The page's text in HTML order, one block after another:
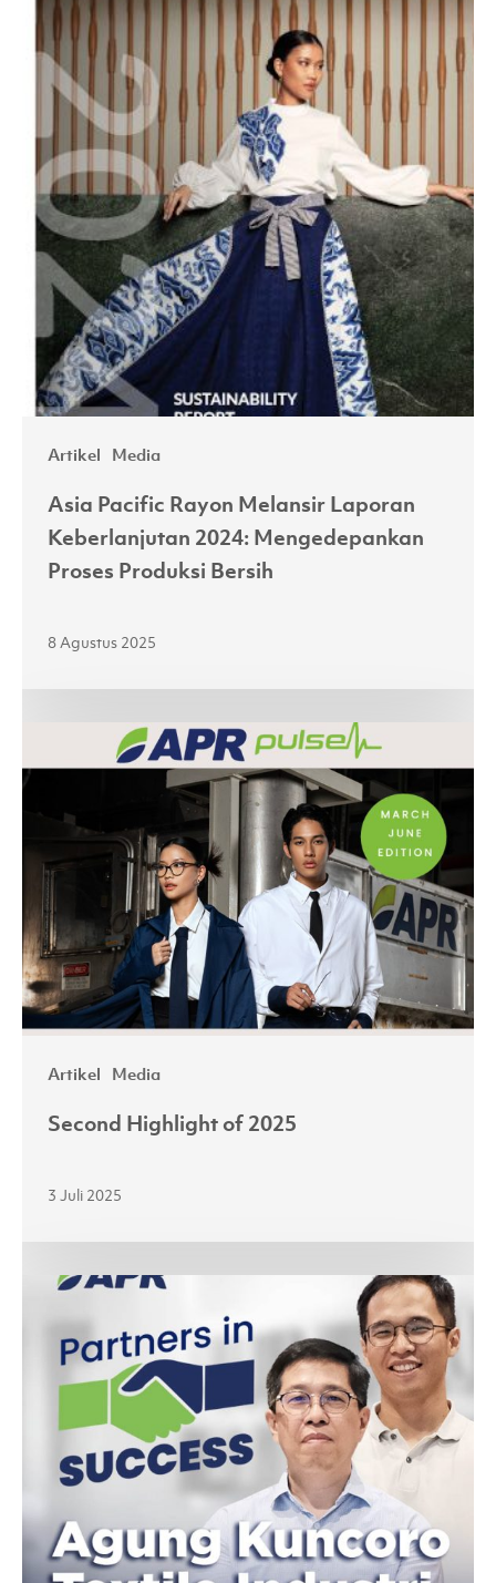
Artikel Media
Keberlanjutan
2024:
Mengedepankan
Proses
Produksi
Bersih
Asia Pacific Rayon Melansir Laporan
Keberlanjutan 2024: Mengedepankan
Proses Produksi Bersih
8 Agustus 2025
Artikel Media
Highlight
Second Highlight of 2025
3 Juli 2025
Peran
dalam
Pengembangan
Tinggi